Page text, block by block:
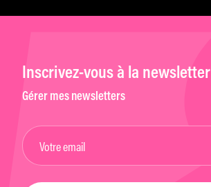
Inscrivez-vous à la newsletter
Gérer mes newsletters